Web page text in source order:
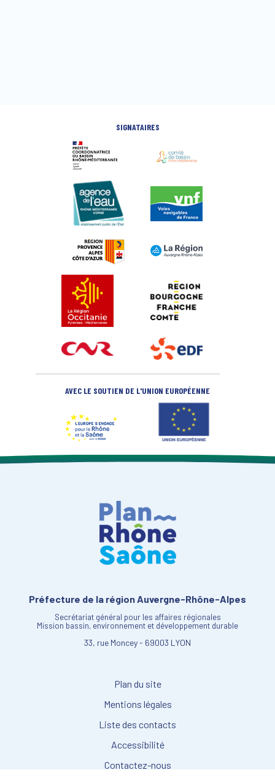
SIGNATAIRES
AVEC LE SOUTIEN DE L'UNION EUROPÉENNE
Préfecture de la région Auvergne-Rhône-Alpes
Secrétariat général pour les affaires régionales
Mission bassin, environnement et développement durable
33, rue Moncey - 69003 LYON
Plan du site
Mentions légales
Liste des contacts
Accessibilité
Contactez-nous